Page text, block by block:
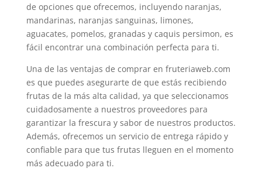
de opciones que ofrecemos, incluyendo naranjas,
mandarinas, naranjas sanguinas, limones,
aguacates, pomelos, granadas y caquis persimon, es
fácil encontrar una combinación perfecta para ti.
Una de las ventajas de comprar en fruteriaweb.com
es que puedes asegurarte de que estás recibiendo
frutas de la más alta calidad, ya que seleccionamos
cuidadosamente a nuestros proveedores para
garantizar la frescura y sabor de nuestros productos.
Además, ofrecemos un servicio de entrega rápido y
confiable para que tus frutas lleguen en el momento
más adecuado para ti.